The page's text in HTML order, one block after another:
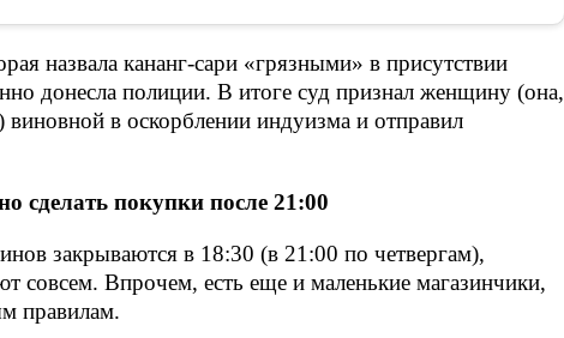
назвала кананг-сари «грязными» в присутствии
донесла полиции. В итоге суд признал женщину (она,
виновной в оскорблении индуизма и отправил
сделать покупки после 21:00
закрываются в 18:30 (в 21:00 по четвергам),
совсем. Впрочем, есть еще и маленькие магазинчики,
правилам.